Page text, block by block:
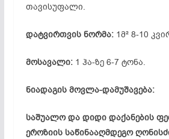
თავისუფალი.
დატვირთვის ნორმა:1მ² 8-10
მოსავალი:1 ჰა-ზე 6-7 ტონა.
ნიადაგის მოვლა-დამუშავება:
საშუალო და დიდი დაქანების
ეროზიის საწინააღმდეგო